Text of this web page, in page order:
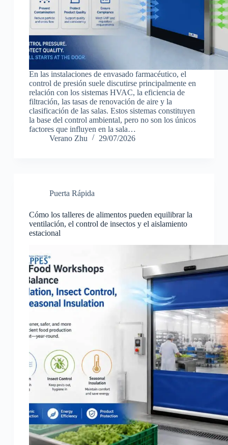
En las instalaciones de envasado farmacéutico, el
control de presión suele discutirse principalmente en
relación con los sistemas HVAC, la eficiencia de
filtración, las tasas de renovación de aire y la
clasificación de las salas. Estos sistemas constituyen
la base del control ambiental, pero no son los únicos
factores que influyen en la sala…
Verano Zhu
29/07/2026
Puerta Rápida
Cómo los talleres de alimentos pueden equilibrar la
ventilación, el control de insectos y el aislamiento
estacional